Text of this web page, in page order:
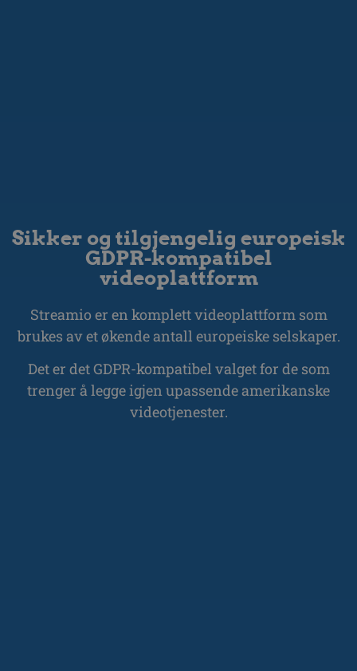
Sikker og tilgjengelig europeisk
GDPR-kompatibel
videoplattform
Streamio er en komplett videoplattform som
brukes av et økende antall europeiske selskaper.
Det er det GDPR-kompatibel valget for de som
trenger å legge igjen upassende amerikanske
videotjenester.